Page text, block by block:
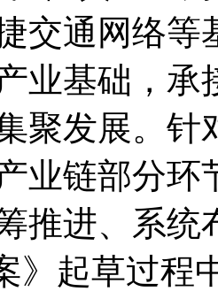
交通网络等
业基础，
聚发展。针
业链部分环
推进、系统
》起草过程